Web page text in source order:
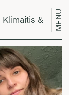
& BellisMENU